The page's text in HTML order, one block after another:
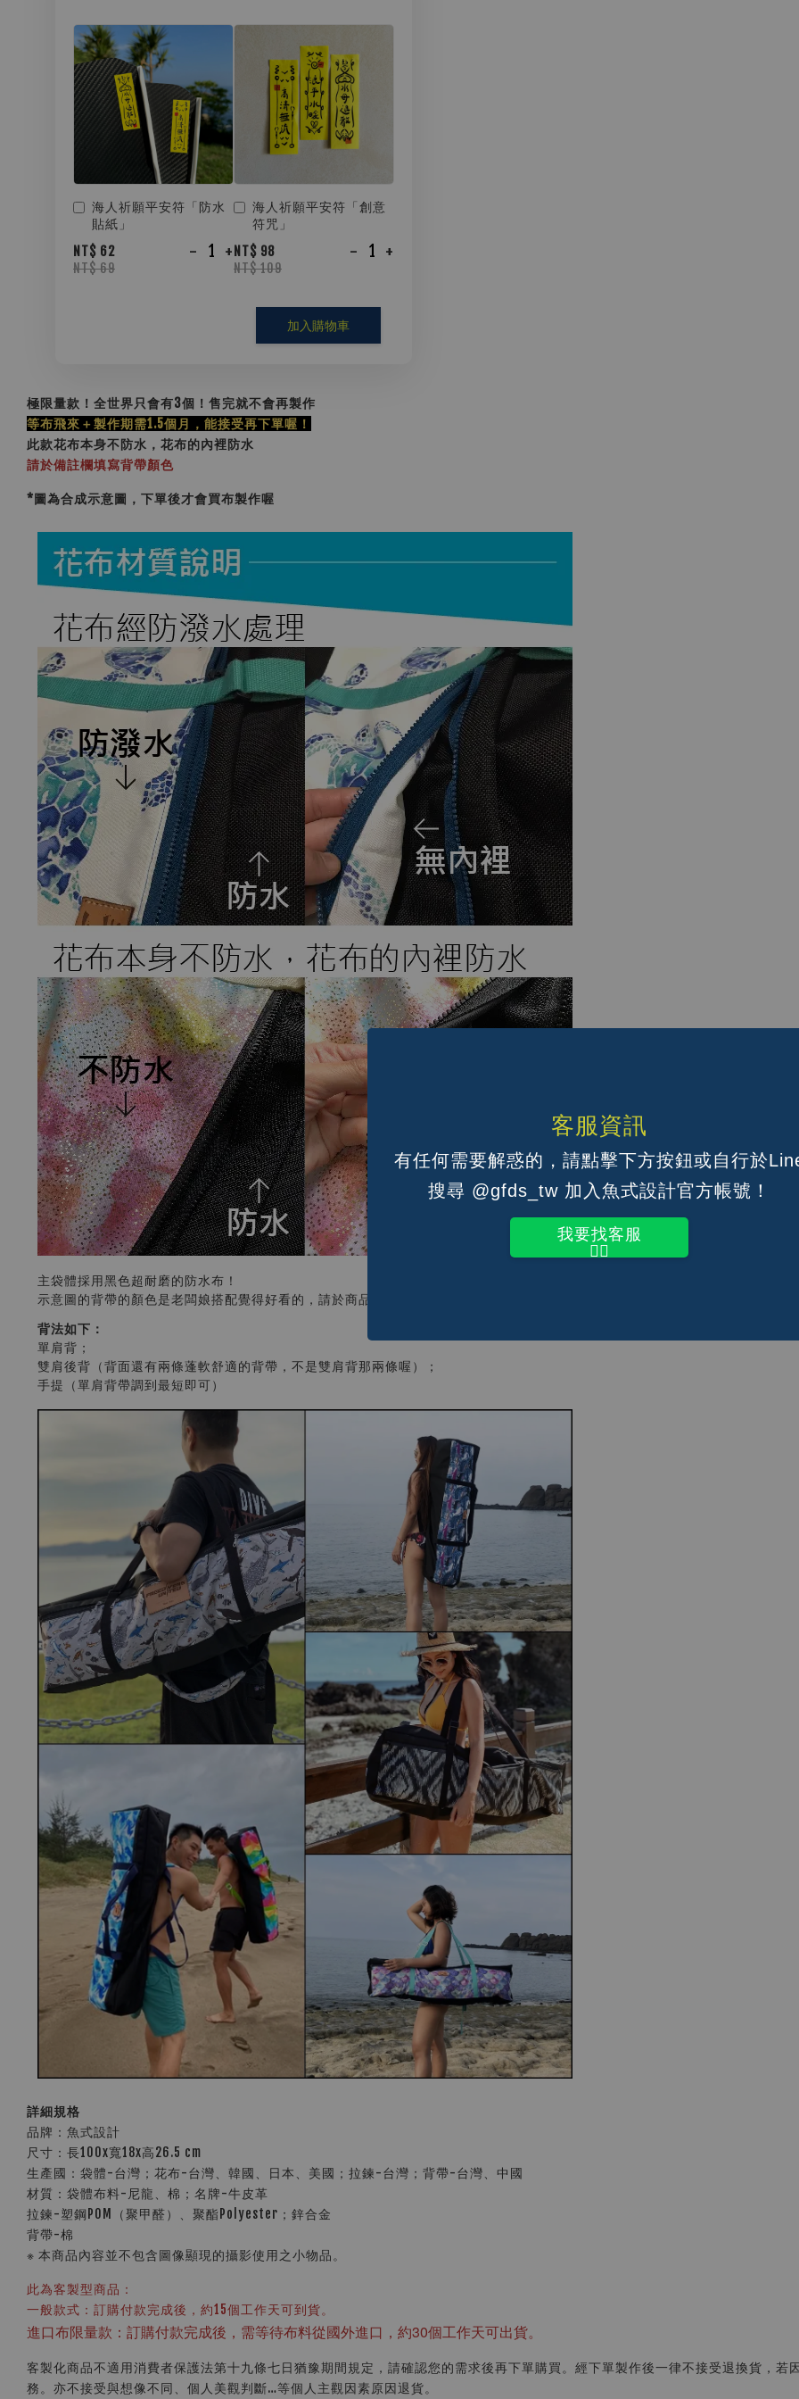
客服資訊
有任何需要解惑的，請點擊下方按鈕或自行於
搜尋 @gfds_tw 加入魚式設計官方帳號！
我要找客服
👆🏽
海人祈願平安符「防水
貼紙」
NT$ 62
NT$ 69
- +
海人祈願平安符「創意
符咒」
NT$ 98
NT$ 109
- +
加入購物車
極限量款！全世界只會有3個！售完就不會再製作
等布飛來＋製作期需1.5個月，能接受再下單喔！
此款花布本身不防水，花布的內裡防水
請於備註欄填寫背帶顏色
*圖為合成示意圖，下單後才會買布製作喔
主袋體採用黑色超耐磨的防水布！
示意圖的背帶的顏色是老闆娘搭配覺得好看的，請於商品選項選取你喜歡的顏色喔！
背法如下：
單肩背；
雙肩後背（背面還有兩條蓬軟舒適的背帶，不是雙肩背那兩條喔）；
手提（單肩背帶調到最短即可）
詳細規格
品牌：魚式設計
尺寸：長100x寬18x高26.5 cm
生產國：袋體-台灣；花布-台灣、韓國、日本、美國；拉鍊-台灣；背帶-台灣、中國
材質：袋體布料-尼龍、棉；名牌-牛皮革
拉鍊-塑鋼POM（聚甲醛）、聚酯Polyester；鋅合金
背帶-棉
※ 本商品內容並不包含圖像顯現的攝影使用之小物品。
此為客製型商品：
一般款式：訂購付款完成後，約15個工作天可到貨。
進口布限量款：訂購付款完成後，需等待布料從國外進口，約30個工作天可出貨。
客製化商品不適用消費者保護法第十九條七日猶豫期間規定，請確認您的需求後再下單購買。經下單製作後一律不接受退換貨，
務。亦不接受與想像不同、個人美觀判斷…等個人主觀因素原因退貨。